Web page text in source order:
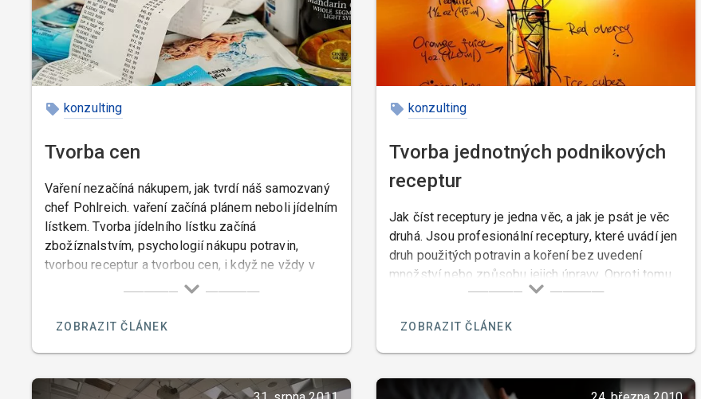
konzulting
Tvorba cen
Vaření nezačíná nákupem, jak tvrdí náš samozvaný
chef Pohlreich. vaření začíná plánem neboli jídelním
lístkem. Tvorba jídelního lístku začíná
zbožíznalstvím, psychologií nákupu potravin,
tvorbou receptur a tvorbou cen, i když ne vždy v
tomto pořadí. ale v žádném případě nějaké
potřeba nějaký know how.
ZOBRAZIT ČLÁNEK
konzulting
Tvorba jednotných podnikových
receptur
Jak číst receptury je jedna věc, a jak je psát je věc
druhá. Jsou profesionální receptury, které uvádí jen
druh použitých potravin a koření bez uvedení
množství nebo způsobu jejich úpravy. Oproti tomu
jiné receptury uvádí nejenom přesnou váhu potravin,
opisují i velkost požitého nádobí a specifikuji na
jakém zařízení se daný pokrm musí upravovat a
v hmoždíři, což v případě, že máte elektrický
ZOBRAZIT ČLÁNEK